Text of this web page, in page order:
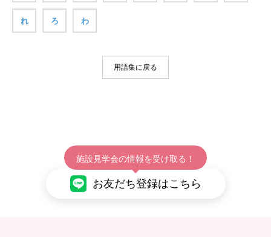
れ ろ わ
用語集に戻る
施設見学会の情報を受け取る！
お友だち登録はこちら